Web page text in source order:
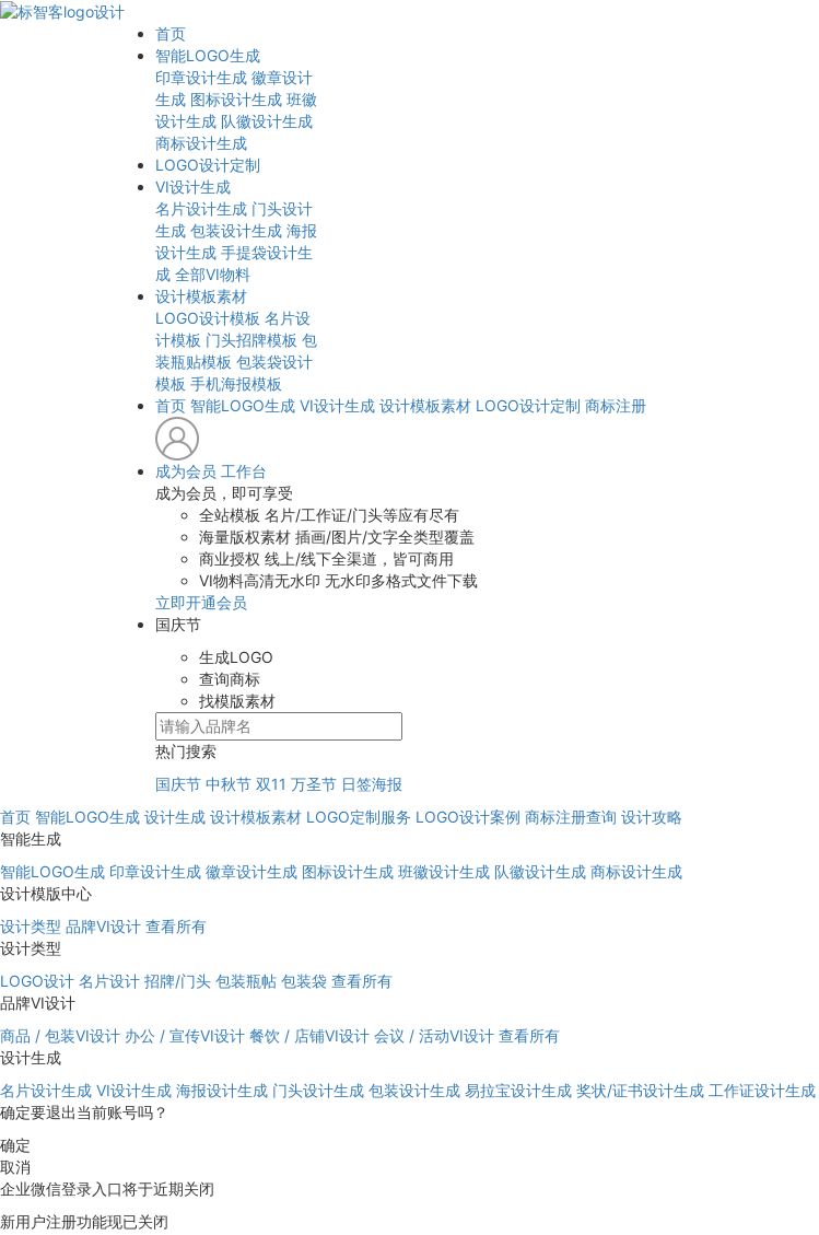
首页
智能LOGO生成
印章设计生成 徽章设计
生成 图标设计生成 班徽
设计生成 队徽设计生成
商标设计生成
LOGO设计定制
VI设计生成
名片设计生成 门头设计
生成 包装设计生成 海报
设计生成 手提袋设计生
成 全部VI物料
设计模板素材
LOGO设计模板 名片设
计模板 门头招牌模板 包
装瓶贴模板 包装袋设计
模板 手机海报模板
首页 智能LOGO生成 VI设计生成 设计模板素材 LOGO设计定制 商标注册
成为会员 工作台
成为会员，即可享受
全站模板 名片/工作证/门头等应有尽有
海量版权素材 插画/图片/文字全类型覆盖
商业授权 线上/线下全渠道，皆可商用
VI物料高清无水印 无水印多格式文件下载
立即开通会员
国庆节
生成LOGO
查询商标
找模版素材
热门搜索
国庆节 中秋节 双11 万圣节 日签海报
首页 智能LOGO生成 设计生成 设计模板素材 LOGO定制服务 LOGO设计案例 商标注册查询 设计攻略
智能生成
智能LOGO生成 印章设计生成 徽章设计生成 图标设计生成 班徽设计生成 队徽设计生成 商标设计生成
设计模版中心
设计类型 品牌VI设计 查看所有
设计类型
LOGO设计 名片设计 招牌/门头 包装瓶帖 包装袋 查看所有
品牌VI设计
商品 / 包装VI设计 办公 / 宣传VI设计 餐饮 / 店铺VI设计 会议 / 活动VI设计 查看所有
设计生成
名片设计生成 VI设计生成 海报设计生成 门头设计生成 包装设计生成 易拉宝设计生成 奖状/证书设计生成 工作证设计生成
确定要退出当前账号吗？
确定
取消
企业微信登录入口将于近期关闭
新用户注册功能现已关闭